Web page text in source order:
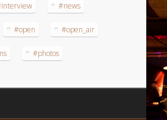
#news
#open #open_air
#photos